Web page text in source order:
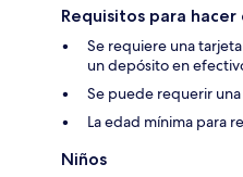
Requisitos para hacer
Se requiere una
un depósito en
Se puede requerir
La edad mínima para
Niños